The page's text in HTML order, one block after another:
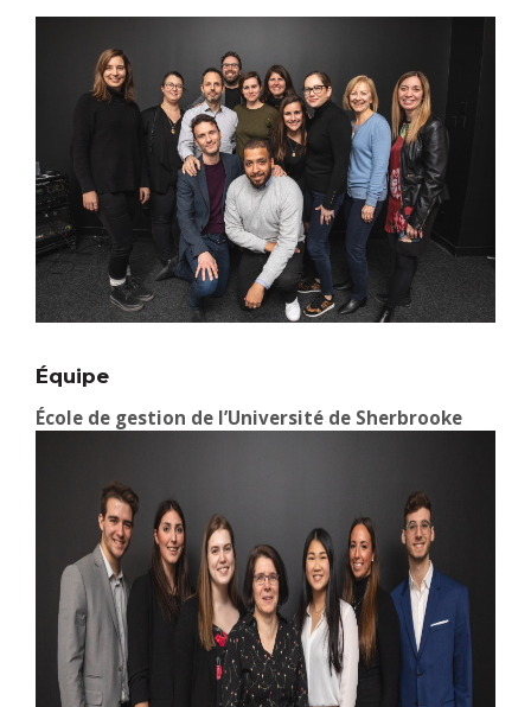
Équipe
École de gestion de l’Université de Sherbrooke